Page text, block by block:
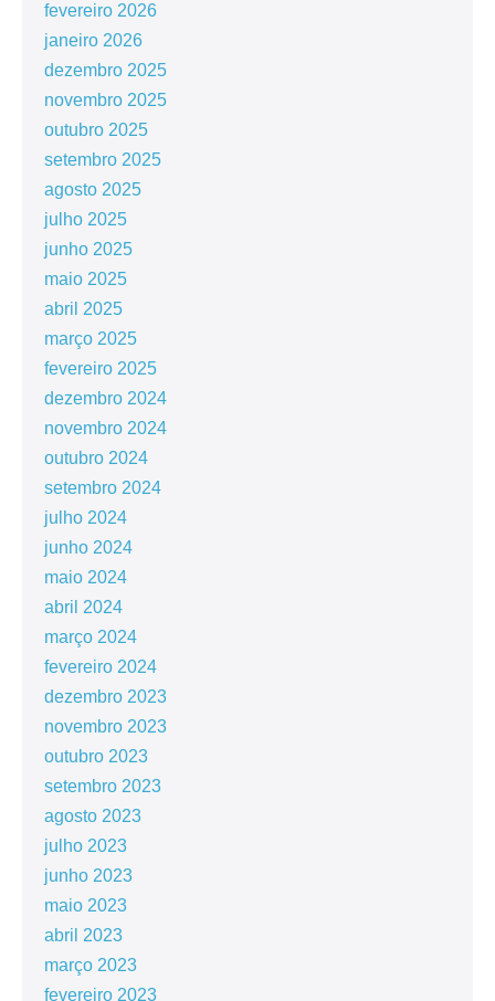
fevereiro 2026
janeiro 2026
dezembro 2025
novembro 2025
outubro 2025
setembro 2025
agosto 2025
julho 2025
junho 2025
maio 2025
abril 2025
março 2025
fevereiro 2025
dezembro 2024
novembro 2024
outubro 2024
setembro 2024
julho 2024
junho 2024
maio 2024
abril 2024
março 2024
fevereiro 2024
dezembro 2023
novembro 2023
outubro 2023
setembro 2023
agosto 2023
julho 2023
junho 2023
maio 2023
abril 2023
março 2023
fevereiro 2023